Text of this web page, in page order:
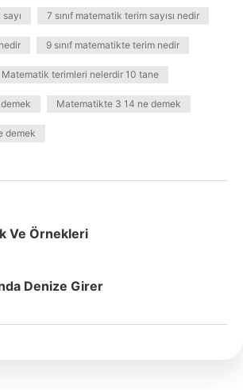
7 sınıf matematik terim sayısı nedir
9 sınıf matematikte terim nedir
Matematik terimleri nelerdir 10 tane
Matematikte 3 14 ne demek
demek
Ve Örnekleri
Denize Girer